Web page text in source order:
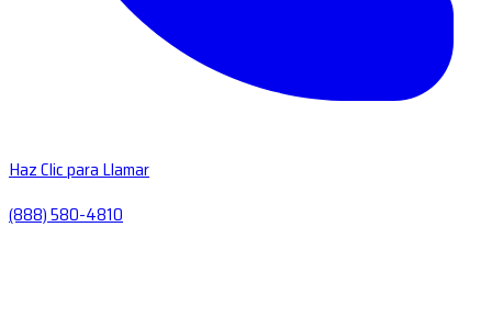
Haz Clic para Llamar
(888) 580-4810